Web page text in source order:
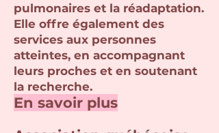
pulmonaires et la réadaptation.
Elle offre également des
services aux personnes
atteintes, en accompagnant
leurs proches et en soutenant
la recherche.
En savoir plus